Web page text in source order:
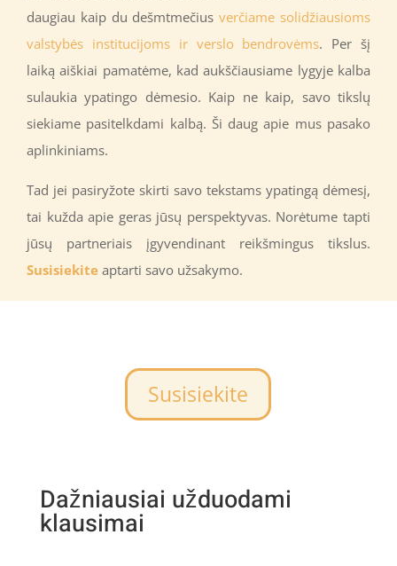
daugiau kaip du dešmtmečiusverčiame solidžiausioms
valstybės institucijoms ir verslo bendrovėms. Per šį
laiką aiškiai pamatėme, kad aukščiausiame lygyje kalba
sulaukia ypatingo dėmesio. Kaip ne kaip, savo tikslų
siekiame pasitelkdami kalbą. Ši daug apie mus pasako
aplinkiniams.
Tad jei pasiryžote skirti savo tekstams ypatingą dėmesį,
tai kužda apie geras jūsų perspektyvas. Norėtume tapti
jūsų partneriais įgyvendinant reikšmingus tikslus.
Susisiekite aptarti savo užsakymo.
Susisiekite
Dažniausiai užduodami
klausimai